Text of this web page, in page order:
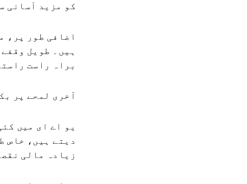
کو مزید آسانی
اضافی طور پر،
ہیں۔ طویل
براہ راست
آخری لمحے پر
یو اے ای میں
زیادہ مالی